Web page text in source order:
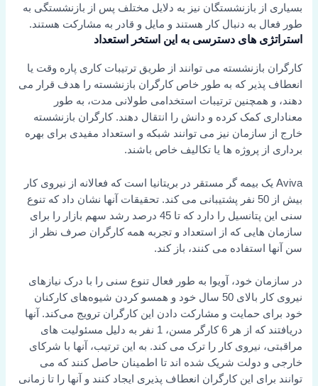
بسیاری از بازنشستگان نیز به دلایل مختلف پس از بازنشستگی به
طور فعال به دنبال کار هستند و مایل و قادر به مشارکت هستند.
استراتژی های دسترسی به این استخر استعداد
کارگران بازنشسته می توانند از طریق ترتیبات کاری پاره وقت یا
انعطاف پذیر که به طور خاص کارگران بازنشسته را هدف قرار می
دهند، و همچنین ترتیبات استخدامی طولانی مدت، به طور
معناداری کمک کرده و دانش را انتقال دهند. کارگران بازنشسته
خارج از سازمان نیز می توانند شبکه و استعداد مفیدی برای بهره
برداری از پروژه ها یا تکالیف خاص باشند.
Aviva یک بیمه گر مستقر در بریتانیا است که فعالانه از نیروی کار
بیش از 50 نفر پشتیبانی می کند. تحقیقات آنها نشان داد که تنوع
سنی این پتانسیل را دارد که تا 45 درصد رشد سهم بازار را برای
سازمان هایی که از استعداد و تجربه همه کارگران صرف نظر از
سن آنها استفاده می کنند، باز کند.
در سازمان خود، آویوا به طور فعال تنوع سنی را با درک نیازهای
نیروی کار بالای 50 سال خود و همسو کردن شیوه‌های کارکنان
خود برای حمایت و مشارکت دادن این کارگران ترویج می‌کند. آنها
دریافتند که از هر 6 کارگر مسن، 1 نفر به دلیل مسئولیت های
مراقبتی، نیروی کار را ترک می کند. به این ترتیب، آنها با شرکای
خارجی و دولت شریک شده اند تا اطمینان حاصل کنند که می
توانند برای این کارگران انعطاف پذیری ایجاد کنند و آنها را تا زمانی